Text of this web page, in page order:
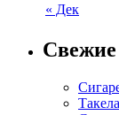
« Дек
Свежие